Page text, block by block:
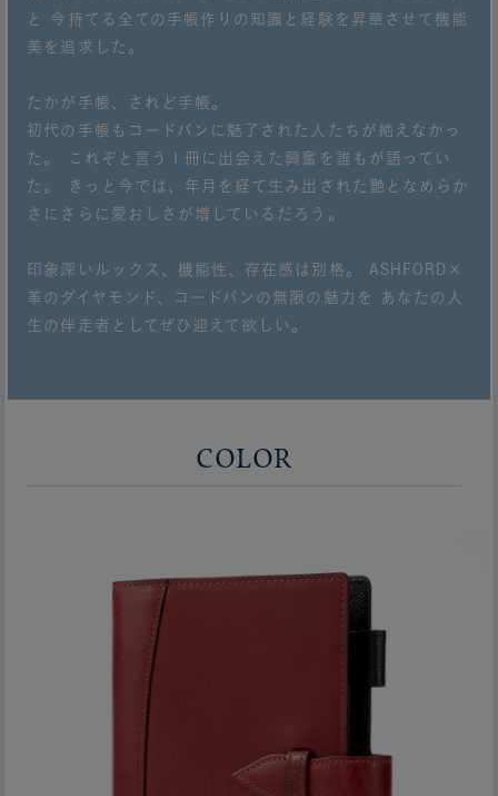
と 今持てる全ての手帳作りの知識と経験を昇華させて機能
美を追求した。
たかが手帳、されど手帳。
初代の手帳もコードバンに魅了された人たちが絶えなかっ
た。 これぞと言う１冊に出会えた興奮を誰もが語ってい
た。 きっと今では、年月を経て生み出された艶となめらか
さにさらに愛おしさが増しているだろう。
印象深いルックス、機能性、存在感は別格。 ASHFORD×
革のダイヤモンド、コードバンの無限の魅力を あなたの人
生の伴走者としてぜひ迎えて欲しい。
COLOR